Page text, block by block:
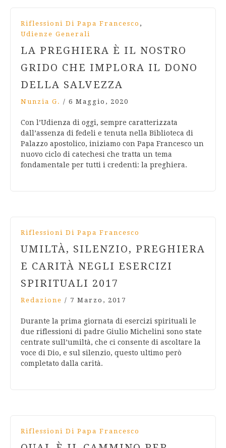
Riflessioni Di Papa Francesco ,
Udienze Generali
LA PREGHIERA È IL NOSTRO
GRIDO CHE IMPLORA IL DONO
DELLA SALVEZZA
Nunzia G. / 6 Maggio, 2020
Con l’Udienza di oggi, sempre caratterizzata
dall’assenza di fedeli e tenuta nella Biblioteca di
Palazzo apostolico, iniziamo con Papa Francesco un
nuovo ciclo di catechesi che tratta un tema
fondamentale per tutti i credenti: la preghiera.
Riflessioni Di Papa Francesco
UMILTÀ, SILENZIO, PREGHIERA
E CARITÀ NEGLI ESERCIZI
SPIRITUALI 2017
Redazione / 7 Marzo, 2017
Durante la prima giornata di esercizi spirituali le
due riflessioni di padre Giulio Michelini sono state
centrate sull’umiltà, che ci consente di ascoltare la
voce di Dio, e sul silenzio, questo ultimo però
completato dalla carità.
Riflessioni Di Papa Francesco